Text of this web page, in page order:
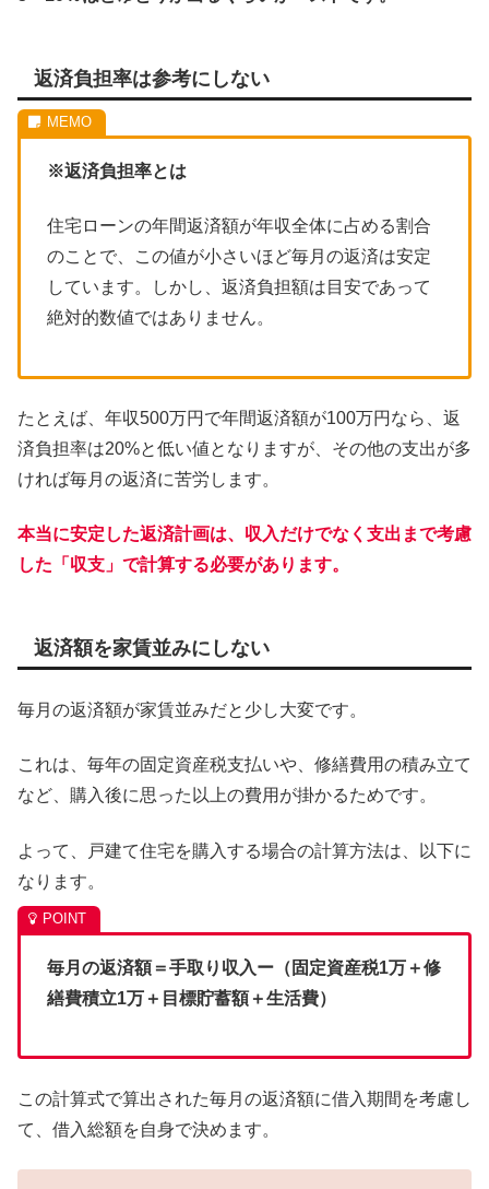
返済負担率は参考にしない
※返済負担率とは
住宅ローンの年間返済額が年収全体に占める割合
のことで、この値が小さいほど毎月の返済は安定
しています。しかし、返済負担額は目安であって
絶対的数値ではありません。
たとえば、年収500万円で年間返済額が100万円なら、返
済負担率は20%と低い値となりますが、その他の支出が多
ければ毎月の返済に苦労します。
本当に安定した返済計画は、収入だけでなく支出まで考慮
した「収支」で計算する必要があります。
返済額を家賃並みにしない
毎月の返済額が家賃並みだと少し大変です。
これは、毎年の固定資産税支払いや、修繕費用の積み立て
など、購入後に思った以上の費用が掛かるためです。
よって、戸建て住宅を購入する場合の計算方法は、以下に
なります。
毎月の返済額＝手取り収入ー（固定資産税1万＋修
繕費積立1万＋目標貯蓄額＋生活費）
この計算式で算出された毎月の返済額に借入期間を考慮し
て、借入総額を自身で決めます。